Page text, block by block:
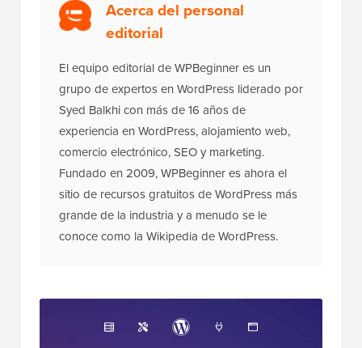
Acerca del personal
editorial
El equipo editorial de WPBeginner es un
grupo de expertos en WordPress liderado por
Syed Balkhi con más de 16 años de
experiencia en WordPress, alojamiento web,
comercio electrónico, SEO y marketing.
Fundado en 2009, WPBeginner es ahora el
sitio de recursos gratuitos de WordPress más
grande de la industria y a menudo se le
conoce como la Wikipedia de WordPress.